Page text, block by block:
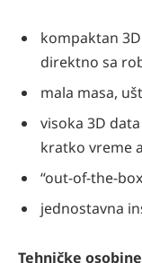
kompaktan
direktno sa
mala masa,
visoka 3D
kratko vreme
“out-of-the-
jednostavna
Tehničke osobine